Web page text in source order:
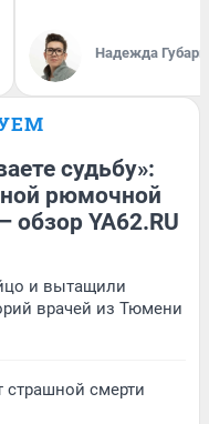
Надежда Губарь
судьбу»:
рюмочной
обзор YA62.RU
и вытащили
врачей из Тюмени
страшной смерти